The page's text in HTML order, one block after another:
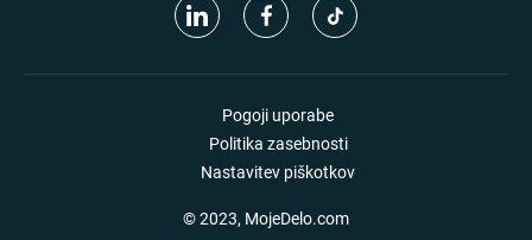
Pogoji uporabe
Politika zasebnosti
Nastavitev piškotkov
© 2023, MojeDelo.com